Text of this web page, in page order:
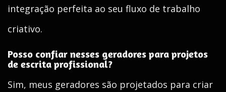
integração perfeita ao seu fluxo de trabalho
criativo.
Posso confiar nesses geradores para projetos
de escrita profissional?
Sim, meus geradores são projetados para criar